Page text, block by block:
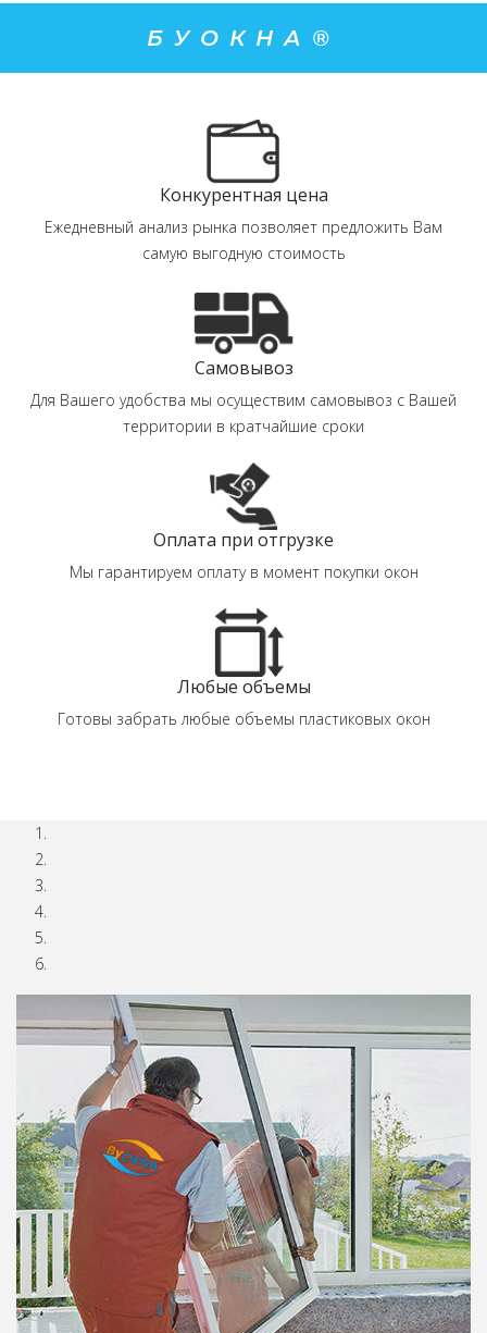
БУОКНА®
Конкурентная цена
Ежедневный анализ рынка позволяет предложить Вам
самую выгодную стоимость
Самовывоз
Для Вашего удобства мы осуществим самовывоз с Вашей
территории в кратчайшие сроки
Оплата при отгрузке
Мы гарантируем оплату в момент покупки окон
Любые объемы
Готовы забрать любые объемы пластиковых окон